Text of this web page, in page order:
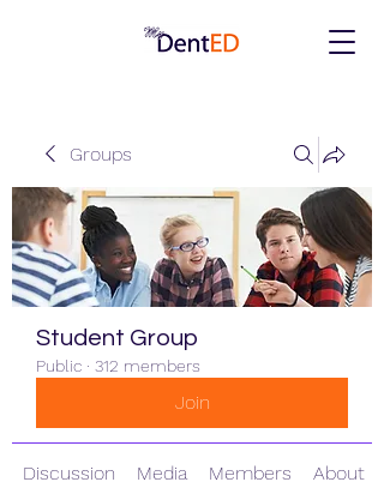
Groups
Student Group
Public · 312 members
Join
Discussion Media Members About